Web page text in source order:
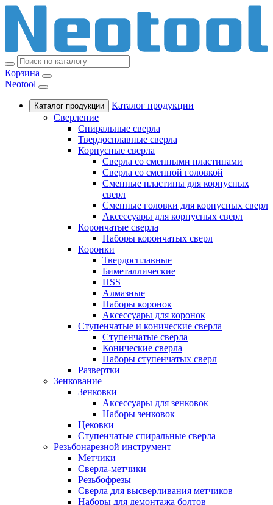
Корзина
Neotool
Каталог продукции
Каталог продукции
Сверление
Спиральные сверла
Твердосплавные сверла
Корпусные сверла
Сверла со сменными пластинами
Сверла со сменной головкой
Сменные пластины для корпусных
сверл
Сменные головки для корпусных сверл
Аксессуары для корпусных сверл
Корончатые сверла
Наборы корончатых сверл
Коронки
Твердосплавные
Биметаллические
HSS
Алмазные
Наборы коронок
Аксессуары для коронок
Ступенчатые и конические сверла
Ступенчатые сверла
Конические сверла
Наборы ступенчатых сверл
Развертки
Зенкование
Зенковки
Аксессуары для зенковок
Наборы зенковок
Цековки
Ступенчатые спиральные сверла
Резьбонарезной инструмент
Метчики
Сверла-метчики
Резьбофрезы
Сверла для высверливания метчиков
Наборы для демонтажа болтов